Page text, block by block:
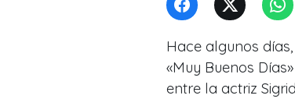
Hace algunos
«Muy Buenos
entre la actriz